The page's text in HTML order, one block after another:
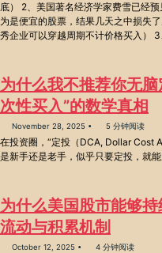
底） 2、美国著名经济学家费雪已经
为是便宜的股票，结果几天之中损失
秀企业可以穿越周期不计价格买入）
为什么我不推荐你无
次性买入”的数学真相
November 28, 2025 5 分钟阅读
在投资圈，“定投（DCA, Dollar Cost
是新手还是老手，似乎只要定投，就能
为什么美国股市能够
流动与积累机制
October 12, 2025 4 分钟阅读